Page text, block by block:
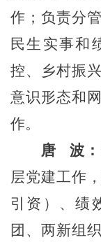
作； 负责分
民生实事和
控、乡村振
意识形态和
作。
唐 波：
层党建工作
引资）、绩
团、两新组